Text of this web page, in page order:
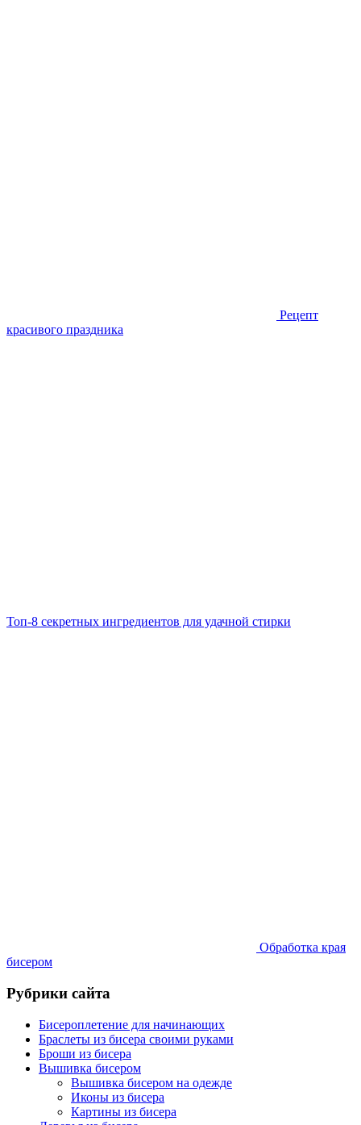
Рецепт
красивого праздника
Топ-8 секретных ингредиентов для удачной стирки
Обработка края
бисером
Рубрики сайта
Бисероплетение для начинающих
Браслеты из бисера своими руками
Броши из бисера
Вышивка бисером
Вышивка бисером на одежде
Иконы из бисера
Картины из бисера